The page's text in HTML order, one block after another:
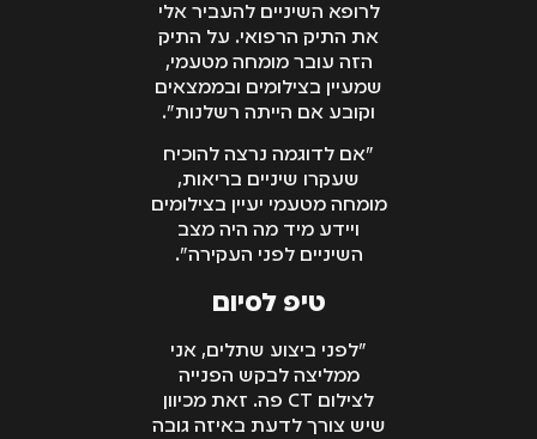
לרופא השיניים להעביר אלי
את התיק הרפואי. על התיק
הזה עובר מומחה מטעמי,
שמעיין בצילומים ובממצאים
וקובע אם הייתה רשלנות".
"אם לדוגמה נרצה להוכיח
שעקרו שיניים בריאות,
מומחה מטעמי יעיין בצילומים
ויידע מיד מה היה מצב
השיניים לפני העקירה".
טיפ לסיום
"לפני ביצוע שתלים, אני
ממליצה לבקש הפנייה
לצילום CT פה. זאת מכיוון
שיש צורך לדעת באיזה גובה